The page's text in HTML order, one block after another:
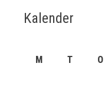
Kalender
M
T O